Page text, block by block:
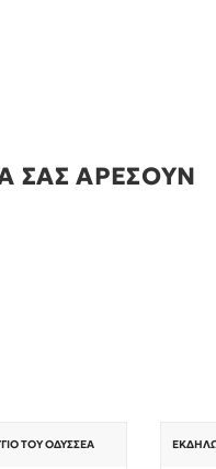
ΣΑΣ ΑΡΕΣΟΥΝ
ΤΟΥ ΟΔΥΣΣΈΑ